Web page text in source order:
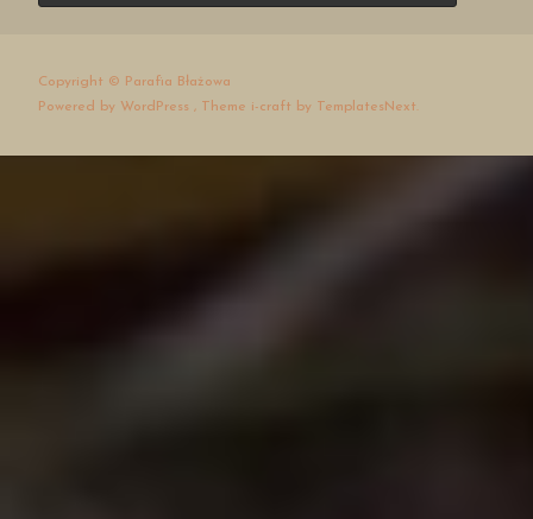
for:
Copyright © Parafia Błażowa
Powered by WordPress , Theme i-craft by TemplatesNext.